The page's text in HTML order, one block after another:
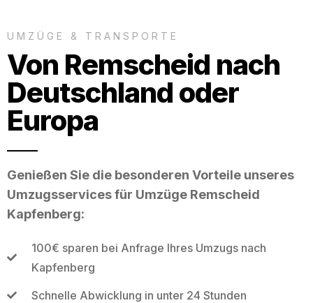
UMZÜGE & TRANSPORTE
Von Remscheid nach
Deutschland oder
Europa
Genießen Sie die besonderen Vorteile unseres
Umzugsservices für Umzüge Remscheid
Kapfenberg:
100€ sparen bei Anfrage Ihres Umzugs nach
Kapfenberg
Schnelle Abwicklung in unter 24 Stunden